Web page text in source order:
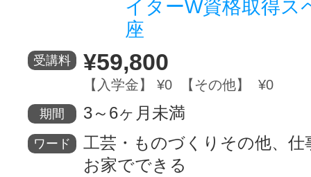
イターW資格取得ス
座
受講料 ¥59,800
【入学金】 ¥0 【その他】 ¥0
期間 3～6ヶ月未満
ワード
工芸・ものづくりその他、仕
お家でできる